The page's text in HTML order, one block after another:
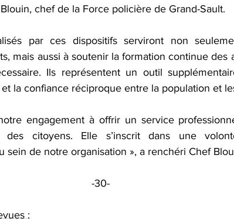
chef de la Force policière de Grand-Sault.
par ces dispositifs serviront non
mais aussi à soutenir la formation continue des
Ils représentent un outil
la confiance réciproque entre la population et
engagement à offrir un service
citoyens. Elle s’inscrit dans une
sein de notre organisation », a renchéri Chef
-30-
: